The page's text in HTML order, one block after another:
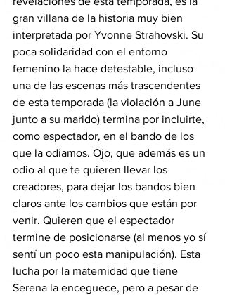
gran villana de la historia muy bien
interpretada por Yvonne Strahovski. Su
poca solidaridad con el entorno
femenino la hace detestable, incluso
una de las escenas más trascendentes
de esta temporada (la violación a June
junto a su marido) termina por incluirte,
como espectador, en el bando de los
que la odiamos. Ojo, que además es un
odio al que te quieren llevar los
creadores, para dejar los bandos bien
claros ante los cambios que están por
venir. Quieren que el espectador
termine de posicionarse (al menos yo sí
sentí un poco esta manipulación). Esta
lucha por la maternidad que tiene
Serena la enceguece, pero a pesar de